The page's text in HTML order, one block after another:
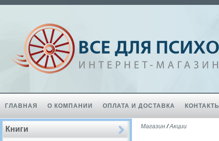
ГЛАВНАЯ О КОМПАНИИ ОПЛАТА И ДОСТАВКА
Книги Магазин/Акции